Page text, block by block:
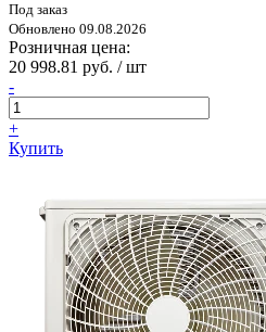
Под заказ
Обновлено 09.08.2026
Розничная цена:
20 998.81 руб. / шт
-
+
Купить